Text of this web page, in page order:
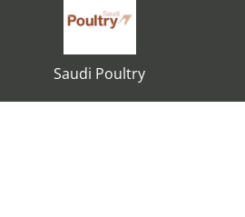
Saudi Poultry